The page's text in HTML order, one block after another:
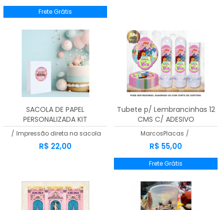
Frete Grátis
SACOLA DE PAPEL
PERSONALIZADA KIT
/ Impressão direta na sacola
R$ 22,00
Tubete p/ Lembrancinhas 12
CMS C/ ADESIVO
PERSONALIZADO
MarcosPlacas /
R$ 55,00
Frete Grátis